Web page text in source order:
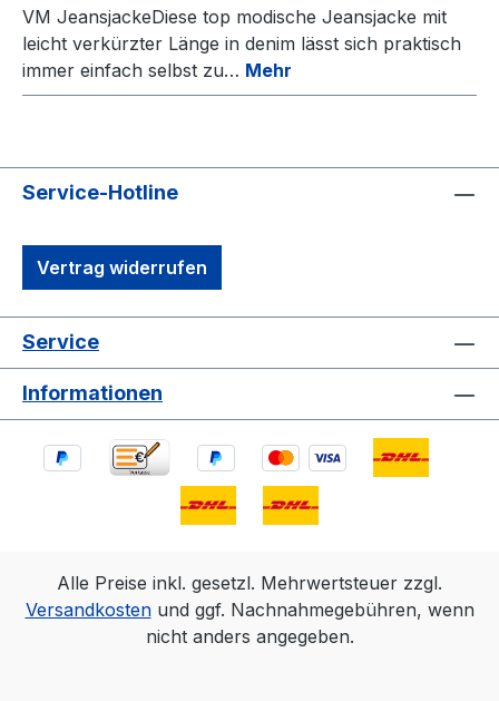
VM JeansjackeDiese top modische Jeansjacke mit
leicht verkürzter Länge in denim lässt sich praktisch
immer einfach selbst zu… Mehr
Service-Hotline
Vertrag widerrufen
Service
Informationen
Alle Preise inkl. gesetzl. Mehrwertsteuer zzgl.
Versandkostenund ggf. Nachnahmegebühren, wenn
nicht anders angegeben.